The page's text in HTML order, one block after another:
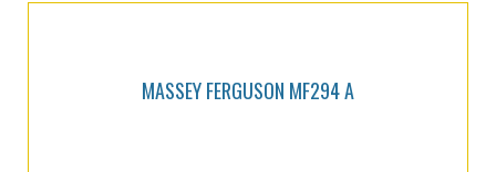
MASSEY FERGUSON MF294 A